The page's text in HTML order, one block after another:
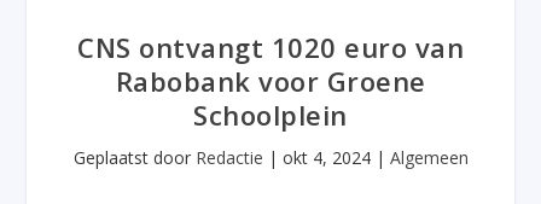
CNS ontvangt 1020 euro van
Rabobank voor Groene
Schoolplein
Geplaatst door Redactie | okt 4, 2024| Algemeen